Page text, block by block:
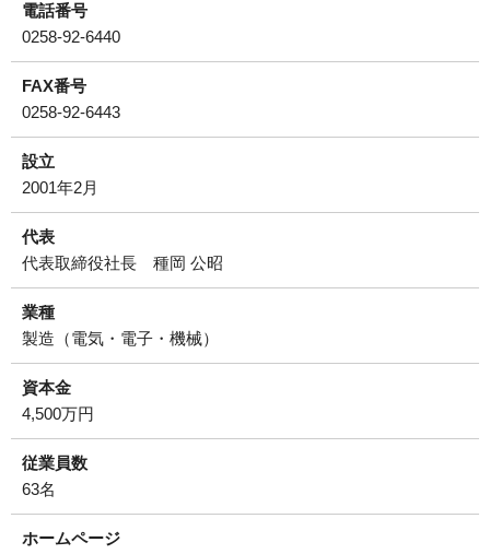
電話番号
0258-92-6440
FAX番号
0258-92-6443
設立
2001年2月
代表
代表取締役社長 種岡 公昭
業種
製造（電気・電子・機械）
資本金
4,500万円
従業員数
63名
ホームページ